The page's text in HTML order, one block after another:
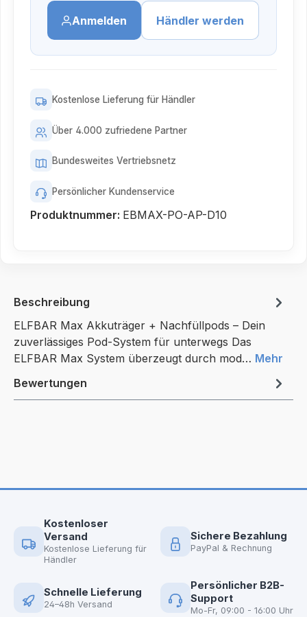
Anmelden Händler werden
Kostenlose Lieferung für Händler
Über 4.000 zufriedene Partner
Bundesweites Vertriebsnetz
Persönlicher Kundenservice
Produktnummer: EBMAX-PO-AP-D10
Beschreibung
ELFBAR Max Akkuträger + Nachfüllpods – Dein
zuverlässiges Pod-System für unterwegs Das
ELFBAR Max System überzeugt durch mod… Mehr
Bewertungen
Kostenloser
Versand
Kostenlose Lieferung für
Händler
Sichere Bezahlung
PayPal & Rechnung
Schnelle Lieferung
24–48h Versand
Persönlicher B2B-
Support
Mo-Fr, 09:00 - 16:00 Uhr